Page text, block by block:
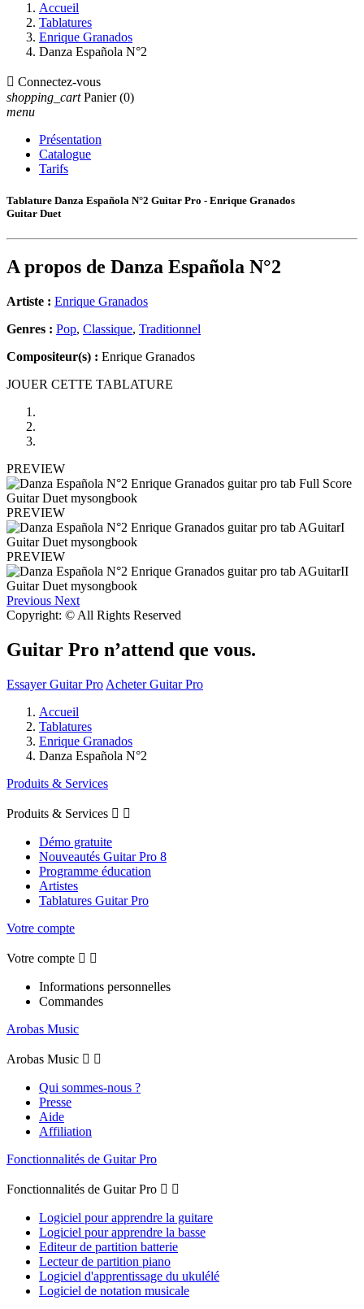
Accueil
Tablatures
Enrique Granados
Danza Española N°2
 Connectez-vous
shopping_cart Panier (0)
menu
Présentation
Catalogue
Tarifs
Tablature Danza Española N°2 Guitar Pro - Enrique Granados
Guitar Duet
A propos de Danza Española N°2
Artiste : Enrique Granados
Genres : Pop, Classique, Traditionnel
Compositeur(s) : Enrique Granados
JOUER CETTE TABLATURE
PREVIEW
PREVIEW
PREVIEW
Previous Next
Copyright: © All Rights Reserved
Guitar Pro n’attend que vous.
Essayer Guitar Pro Acheter Guitar Pro
Accueil
Tablatures
Enrique Granados
Danza Española N°2
Produits & Services
Produits & Services  
Démo gratuite
Nouveautés Guitar Pro 8
Programme éducation
Artistes
Tablatures Guitar Pro
Votre compte
Votre compte  
Informations personnelles
Commandes
Arobas Music
Arobas Music  
Qui sommes-nous ?
Presse
Aide
Affiliation
Fonctionnalités de Guitar Pro
Fonctionnalités de Guitar Pro  
Logiciel pour apprendre la guitare
Logiciel pour apprendre la basse
Editeur de partition batterie
Lecteur de partition piano
Logiciel d'apprentissage du ukulélé
Logiciel de notation musicale